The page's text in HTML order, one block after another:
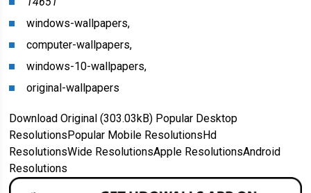
windows-wallpapers,
computer-wallpapers,
windows-10-wallpapers,
original-wallpapers
Download Original (303.03kB) Popular Desktop
ResolutionsPopular Mobile ResolutionsHd
ResolutionsWide ResolutionsApple ResolutionsAndroid
Resolutions